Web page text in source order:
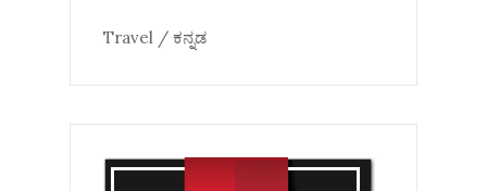
Travel / ಕನ್ನಡ